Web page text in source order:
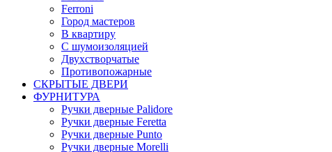
Ferroni
Город мастеров
В квартиру
С шумоизоляцией
Двухстворчатые
Противопожарные
СКРЫТЫЕ ДВЕРИ
ФУРНИТУРА
Ручки дверные Palidore
Ручки дверные Feretta
Ручки дверные Punto
Ручки дверные Morelli